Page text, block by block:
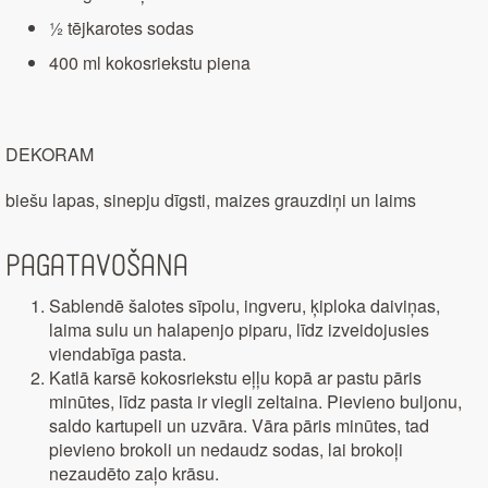
½ tējkarotes sodas
400 ml kokosriekstu piena
DEKORAM
biešu lapas, sinepju dīgsti, maizes grauzdiņi un laims
Pagatavošana
Sablendē šalotes sīpolu, ingveru, ķiploka daiviņas,
laima sulu un halapenjo piparu, līdz izveidojusies
viendabīga pasta.
Katlā karsē kokosriekstu eļļu kopā ar pastu pāris
minūtes, līdz pasta ir viegli zeltaina. Pievieno buljonu,
saldo kartupeli un uzvāra. Vāra pāris minūtes, tad
pievieno brokoli un nedaudz sodas, lai brokoļi
nezaudēto zaļo krāsu.